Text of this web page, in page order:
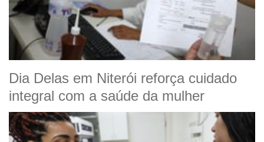
Dia Delas em Niterói reforça cuidado
integral com a saúde da mulher